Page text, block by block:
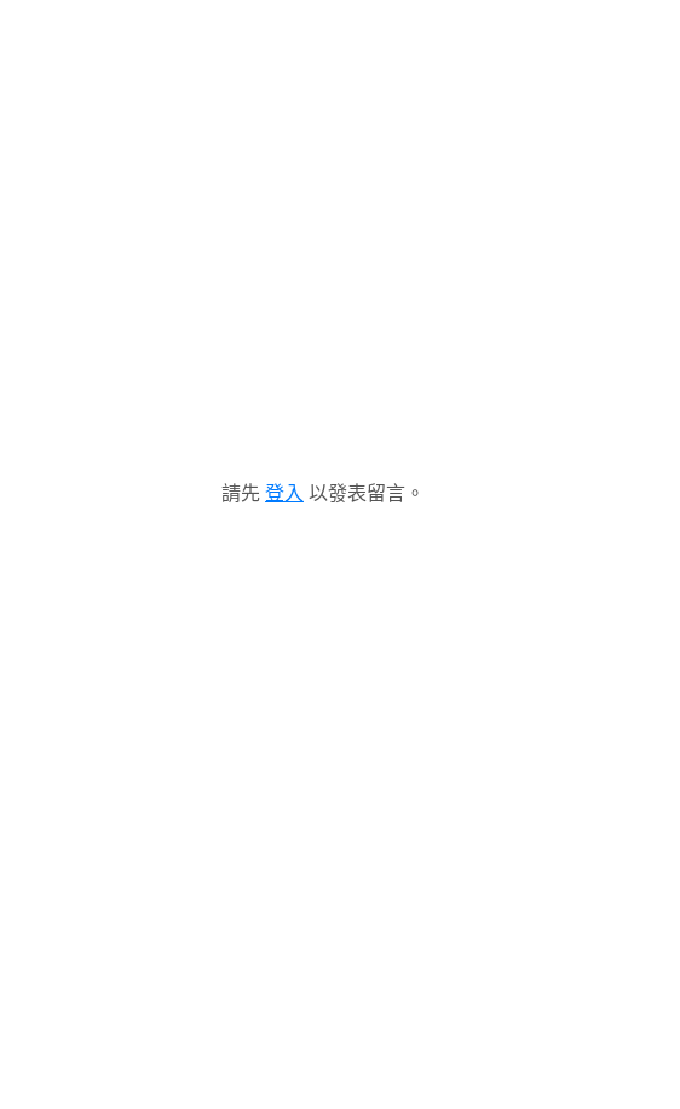
請先 登入 以發表留言。